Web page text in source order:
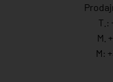
T.:
M.
M: